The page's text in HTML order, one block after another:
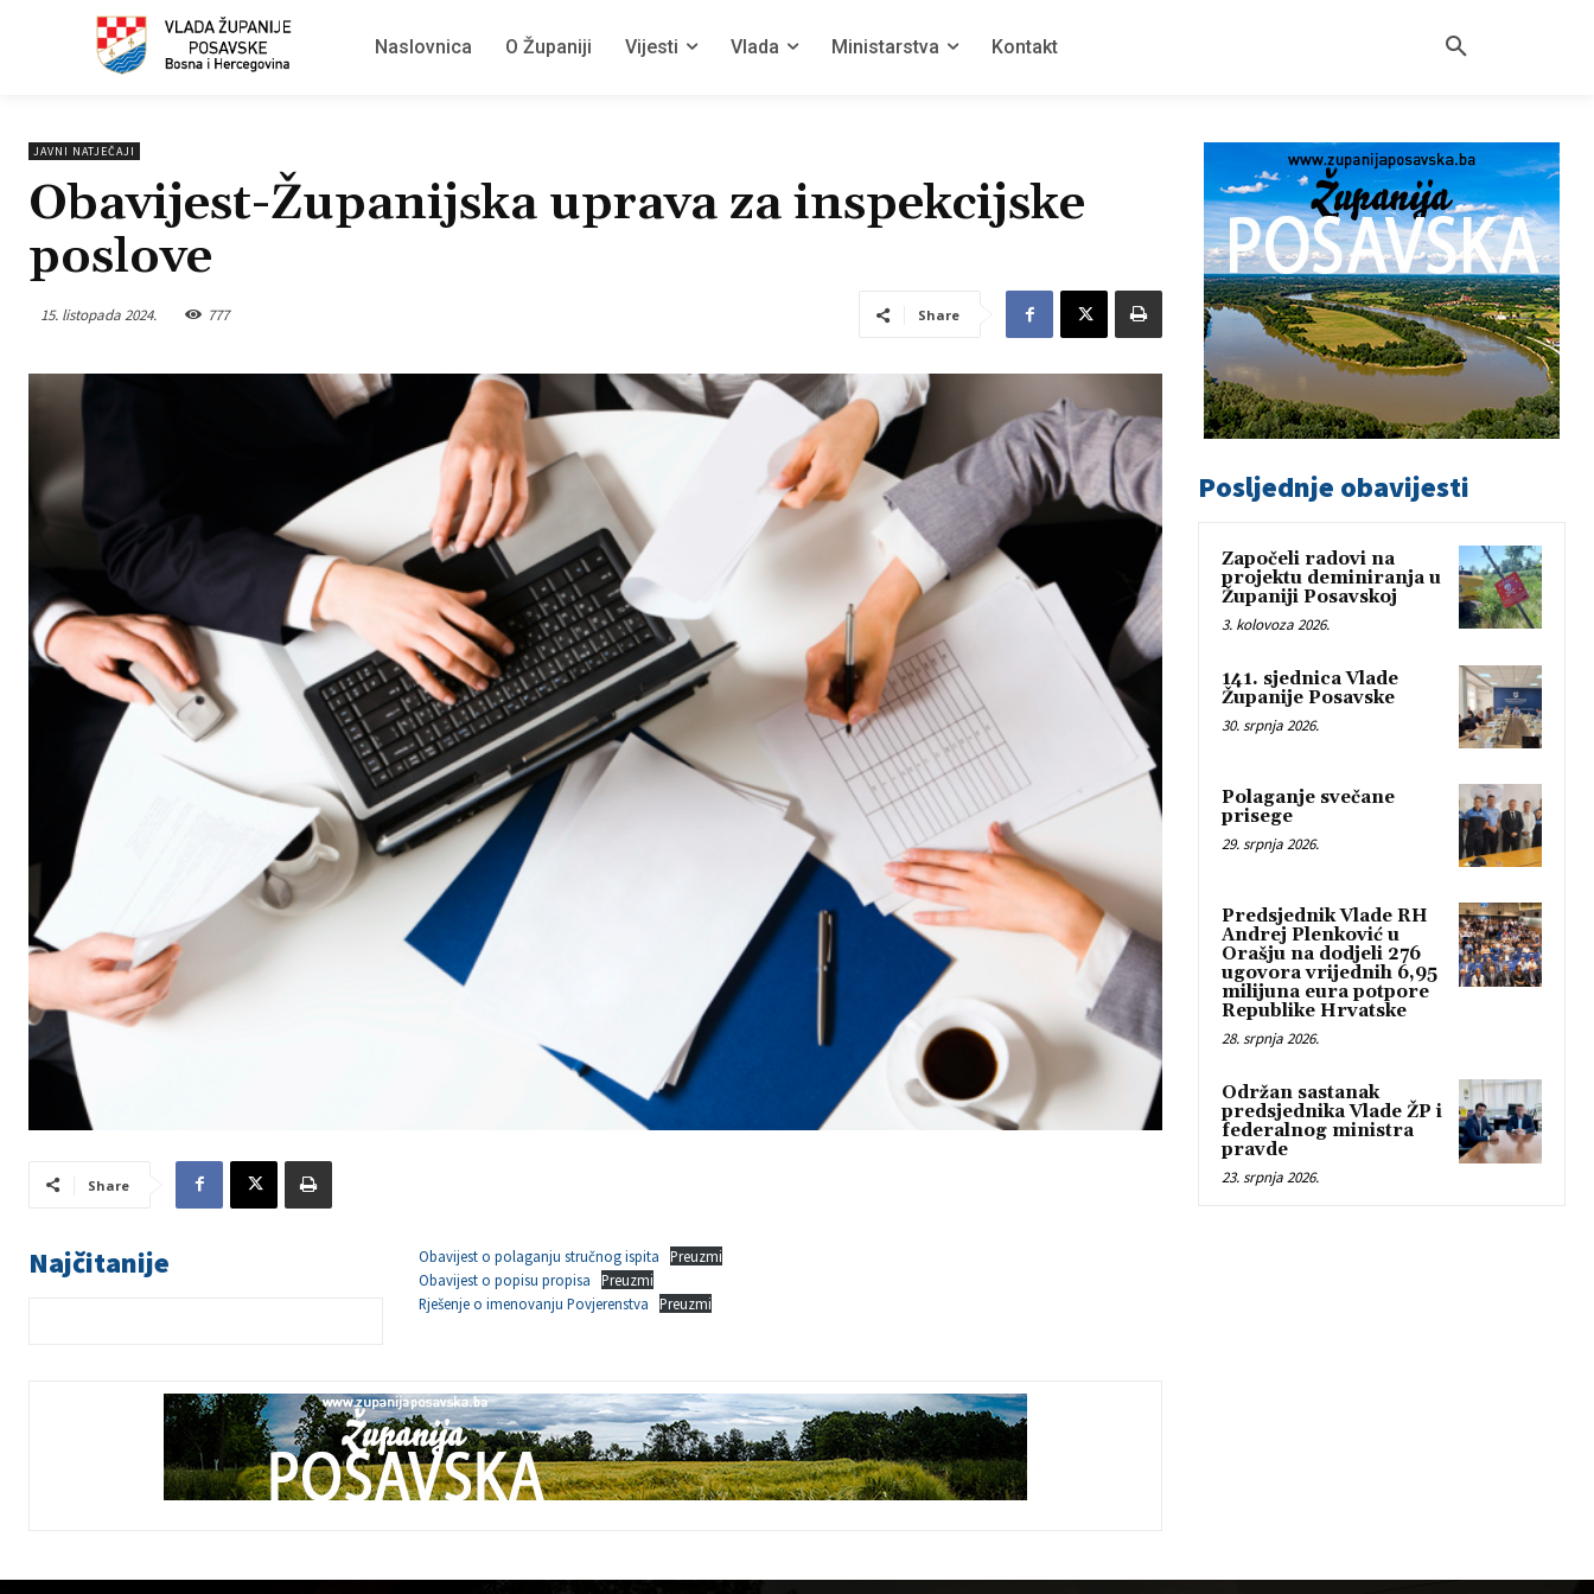
Naslovnica O Županiji Vijesti Vlada Ministarstva Kontakt
JAVNI NATJEČAJI
Obavijest-Županijska uprava za inspekcijske
poslove
15. listopada 2024. 777 Share
Share
Najčitanije Obavijest o polaganju stručnog ispita
Preuzmi
Obavijest o popisu propisa
Preuzmi
Rješenje o imenovanju Povjerenstva
Preuzmi
Posljednje obavijesti
Započeli radovi na
projektu deminiranja u
Županiji Posavskoj
3. kolovoza 2026.
141. sjednica Vlade
Županije Posavske
30. srpnja 2026.
Polaganje svečane
prisege
29. srpnja 2026.
Predsjednik Vlade RH
Andrej Plenković u
Orašju na dodjeli 276
ugovora vrijednih 6,95
milijuna eura potpore
Republike Hrvatske
28. srpnja 2026.
Održan sastanak
predsjednika Vlade ŽP i
federalnog ministra
pravde
23. srpnja 2026.